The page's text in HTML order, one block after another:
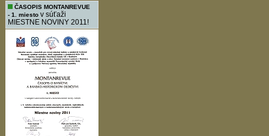
ČASOPIS MONTANREVUE
- 1. miesto v súťaži
MIESTNE NOVINY 2011!